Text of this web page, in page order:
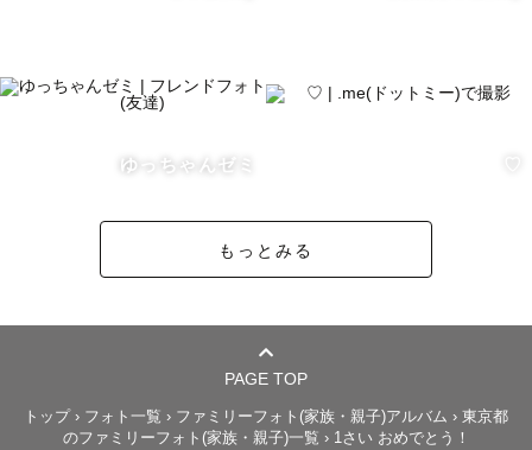
いつでものこせるからこそ、いつも以上に愛おしい。
ゆっくり過ごしながらいろんなお話をしましょう。
その中で "あなた" 在る時間を。
写真撮られるのが苦手な私だったからこそお贈りしたいカ
タチが、想いがあります。
ゆっちゃんゼミ
もっとみる
PAGE TOP
トップ › フォト一覧 › ファミリーフォト(家族・親子)アルバム › 東京都
のファミリーフォト(家族・親子)一覧 › 1さい おめでとう！